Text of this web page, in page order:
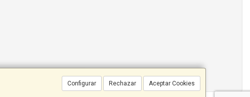
Configurar Rechazar Aceptar Cookies